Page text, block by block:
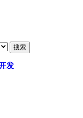
发